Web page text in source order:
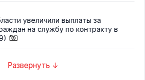
увеличили выплаты за
на службу по контракту в
Развернуть ↓